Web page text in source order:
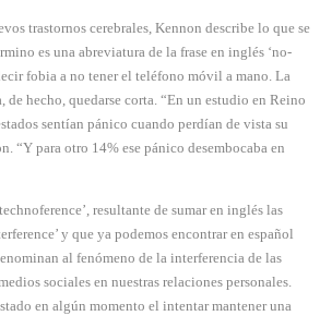
trastornos cerebrales, Kennon describe lo que se
es una abreviatura de la frase en inglés ‘no-
fobia a no tener el teléfono móvil a mano. La
hecho, quedarse corta. “En un estudio en Reino
sentían pánico cuando perdían de vista su
“Y para otro 14% ese pánico desembocaba en
resultante de sumar en inglés las
y que ya podemos encontrar en español
al fenómeno de la interferencia de las
sociales en nuestras relaciones personales.
en algún momento el intentar mantener una